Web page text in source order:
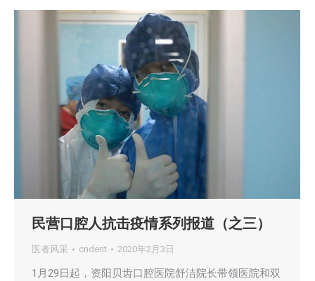
民营口腔人抗击疫情系列报道（之三）
医者风采 cndent 2020年2月3日
1月29日起，资阳贝齿口腔医院舒洁院长带领医院和双